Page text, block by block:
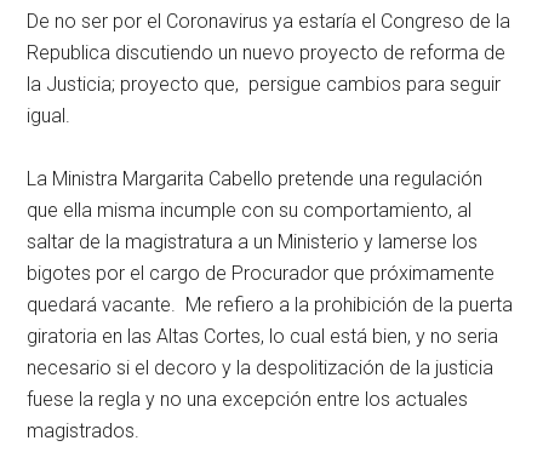
De no ser por el Coronavirus ya estaría el Congreso de la
Republica discutiendo un nuevo proyecto de reforma de
la Justicia; proyecto que, persigue cambios para seguir
igual.
La Ministra Margarita Cabello pretende una regulación
que ella misma incumple con su comportamiento, al
saltar de la magistratura a un Ministerio y lamerse los
bigotes por el cargo de Procurador que próximamente
quedará vacante. Me refiero a la prohibición de la puerta
giratoria en las Altas Cortes, lo cual está bien, y no seria
necesario si el decoro y la despolitización de la justicia
fuese la regla y no una excepción entre los actuales
magistrados.